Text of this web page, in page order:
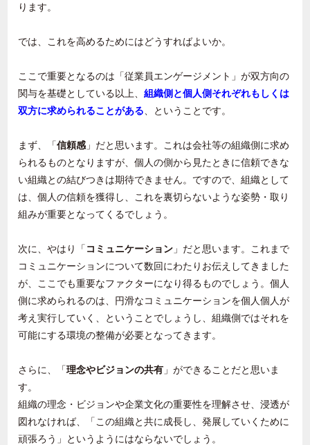
ります。
では、これを高めるためにはどうすればよいか。
ここで重要となるのは「従業員エンゲージメント」が双方向の
関与を基礎としている以上、組織側と個人側それぞれもしくは
双方に求められることがある 、ということです。
まず、「信頼感 」だと思います。これは会社等の組織側に求め
られるものとなりますが、個人の側から見たときに信頼できな
い組織との結びつきは期待できません。ですので、組織として
は、個人の信頼を獲得し、これを裏切らないような姿勢・取り
組みが重要となってくるでしょう。
次に、やはり「 コミュニケーション 」だと思います。これまで
コミュニケーションについて数回にわたりお伝えしてきました
が、ここでも重要なファクターになり得るものでしょう。個人
側に求められるのは、円滑なコミュニケーションを個人個人が
考え実行していく、ということでしょうし、組織側ではそれを
可能にする環境の整備が必要となってきます。
さらに、「理念やビジョンの共有 」ができることだと思いま
す。
組織の理念・ビジョンや企業文化の重要性を理解させ、浸透が
図れなければ、「この組織と共に成長し、発展していくために
頑張ろう」というようにはならないでしょう。